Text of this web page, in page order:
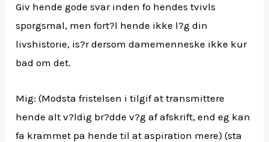
Giv hende gode svar inden fo hendes tvivls
sporgsmal, men fort?l hende ikke l?g din
livshistorie, is?r dersom damemenneske ikke kur
bad om det.
Mig: (Modsta fristelsen i tilgif at transmittere
hende alt v?ldig br?dde v?g af afskrift, end eg kan
fa krammet pa hende til at aspiration mere) (sta